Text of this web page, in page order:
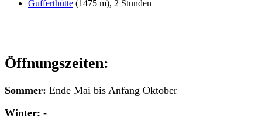
Gufferthütte (1475 m), 2 Stunden
Öffnungszeiten:
Sommer: Ende Mai bis Anfang Oktober
Winter: -